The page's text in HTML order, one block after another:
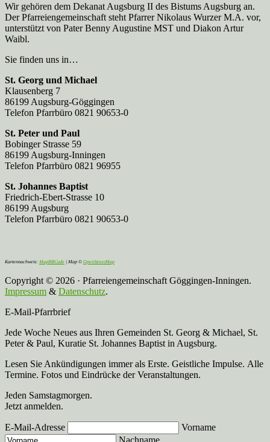
Wir gehören dem Dekanat Augsburg II des Bistums Augsburg an.
Der Pfarreien­gemeinschaft steht Pfarrer Nikolaus Wurzer M.A. vor,
unterstützt von Pater Benny Augustine MST und Diakon Artur
Waibl.
Sie finden uns in…
St. Georg und Michael
Klausenberg 7
86199 Augsburg-Göggingen
Telefon Pfarrbüro 0821 90653-0
St. Peter und Paul
Bobinger Strasse 59
86199 Augsburg-Inningen
Telefon Pfarrbüro 0821 96955
St. Johannes Baptist
Friedrich-Ebert-Strasse 10
86199 Augsburg
Telefon Pfarrbüro 0821 90653-0
Kartennachweis: MapBBCode | Map © OpenStreetMap
Copyright © 2026 · Pfarreiengemeinschaft Göggingen-Inningen.
Impressum & Datenschutz.
E-Mail-Pfarrbrief
Jede Woche Neues aus Ihren Gemeinden St. Georg & Michael, St.
Peter & Paul, Kuratie St. Johannes Baptist in Augsburg.
Lesen Sie Ankündigungen immer als Erste. Geistliche Impulse. Alle
Termine. Fotos und Eindrücke der Veranstaltungen.
Jeden Samstagmorgen.
Jetzt anmelden.
E-Mail-Adresse
Vorname
Nachname